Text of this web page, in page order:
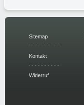
Sitemap
Kontakt
Widerruf